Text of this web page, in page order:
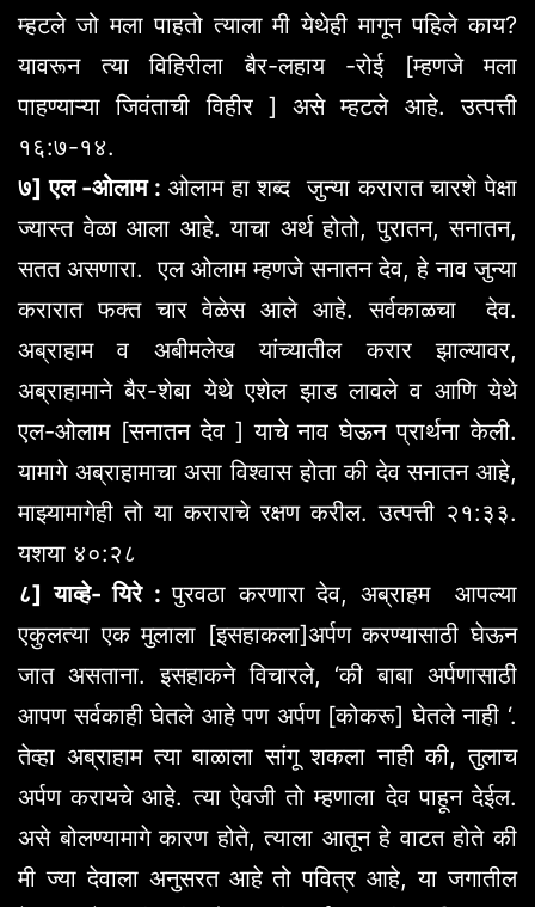
म्हटले जो मला पाहतो त्याला मी येथेही मागून पहिले काय?
यावरून त्या विहिरीला बैर-लहाय -रोई [म्हणजे मला
पाहण्याऱ्या जिवंताची विहीर ] असे म्हटले आहे. उत्पत्ती
१६:७-१४.
७] एल -ओलाम : ओलाम हा शब्द जुन्या करारात चारशे पेक्षा
ज्यास्त वेळा आला आहे. याचा अर्थ होतो, पुरातन, सनातन,
सतत असणारा. एल ओलाम म्हणजे सनातन देव, हे नाव जुन्या
करारात फक्त चार वेळेस आले आहे. सर्वकाळचा देव.
अब्राहाम व अबीमलेख यांच्यातील करार झाल्यावर,
अब्राहामाने बैर-शेबा येथे एशेल झाड लावले व आणि येथे
एल-ओलाम [सनातन देव ] याचे नाव घेऊन प्रार्थना केली.
यामागे अब्राहामाचा असा विश्वास होता की देव सनातन आहे,
माझ्यामागेही तो या कराराचे रक्षण करील. उत्पत्ती २१:३३.
यशया ४०:२८
८] याव्हे- यिरे :पुरवठा करणारा देव, अब्राहम आपल्या
एकुलत्या एक मुलाला [इसहाकला]अर्पण करण्यासाठी घेऊन
जात असताना. इसहाकने विचारले, ‘की बाबा अर्पणासाठी
आपण सर्वकाही घेतले आहे पण अर्पण [कोकरू] घेतले नाही ‘.
तेव्हा अब्राहाम त्या बाळाला सांगू शकला नाही की, तुलाच
अर्पण करायचे आहे. त्या ऐवजी तो म्हणाला देव पाहून देईल.
असे बोलण्यामागे कारण होते, त्याला आतून हे वाटत होते की
मी ज्या देवाला अनुसरत आहे तो पवित्र आहे, या जगातील